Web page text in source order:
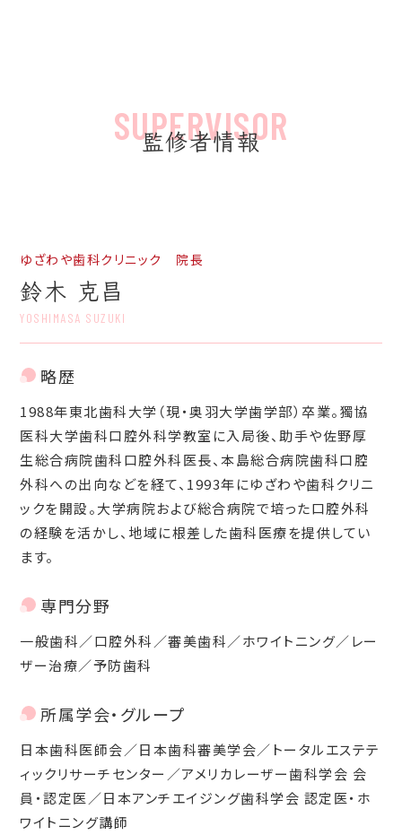
監修者情報
ゆざわや歯科クリニック 院長
鈴木 克昌
YOSHIMASA SUZUKI
略歴
1988年東北歯科大学（現・奥羽大学歯学部）卒業。獨協
医科大学歯科口腔外科学教室に入局後、助手や佐野厚
生総合病院歯科口腔外科医長、本島総合病院歯科口腔
外科への出向などを経て、1993年にゆざわや歯科クリニ
ックを開設。大学病院および総合病院で培った口腔外科
の経験を活かし、地域に根差した歯科医療を提供してい
ます。
専門分野
一般歯科／口腔外科／審美歯科／ホワイトニング／レー
ザー治療／予防歯科
所属学会・グループ
日本歯科医師会／日本歯科審美学会／トータルエステテ
ィックリサーチセンター／アメリカレーザー歯科学会 会
員・認定医／日本アンチエイジング歯科学会 認定医・ホ
ワイトニング講師